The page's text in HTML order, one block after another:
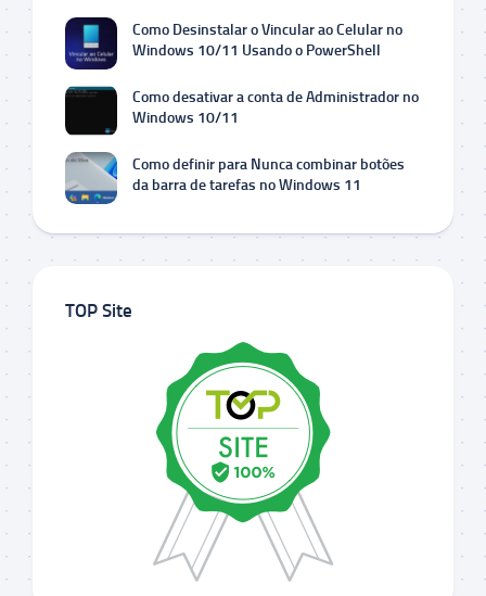
Como Desinstalar o Vincular ao Celular no
Windows 10/11 Usando o PowerShell
Como desativar a conta de Administrador no
Windows 10/11
Como definir para Nunca combinar botões
da barra de tarefas no Windows 11
TOP Site